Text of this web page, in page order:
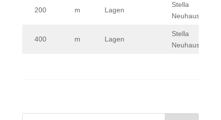
200 m Lagen
Stella
Neuhaus
400 m Lagen
Stella
Neuhaus